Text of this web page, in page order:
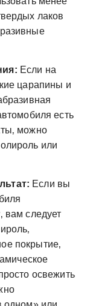
лаков
Если на
царапины и
есть
можно
или
Если вы
вам следует
покрытие‚
освежить